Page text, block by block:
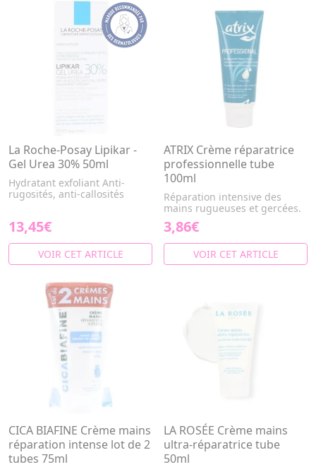
La Roche-Posay Lipikar -
Gel Urea 30% 50ml
Hydratant exfoliant Anti-
rugosités, anti-callosités
13,45€
VOIR CET ARTICLE
ATRIX Crème réparatrice
professionnelle tube
100ml
Réparation intensive des
mains rugueuses et gercées.
3,86€
VOIR CET ARTICLE
CICA BIAFINE Crème mains
réparation intense lot de 2
tubes 75ml
LA ROSÉE Crème mains
ultra-réparatrice tube
50ml